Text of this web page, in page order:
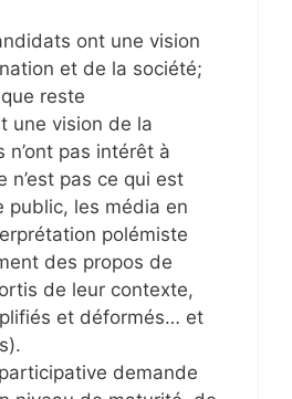
ont une vision
et de la société;
reste
une vision de la
n’ont pas intérêt à
n’est pas ce qui est
public, les média en
polémiste
des propos de
de leur contexte,
et déformés… et
demande